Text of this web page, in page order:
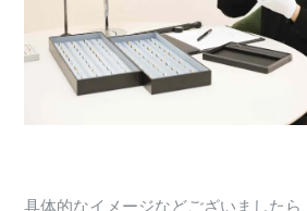
具体的なイメージなどございました